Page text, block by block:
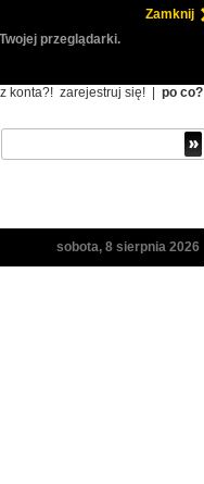
Zamknij
przeglądarki.
konta?! zarejestruj się! po co?
sobota, 8 sierpnia 2026